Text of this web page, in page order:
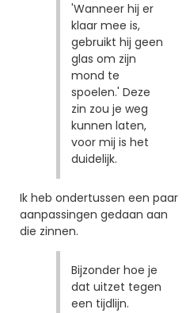
'Wanneer hij er
klaar mee is,
gebruikt hij geen
glas om zijn
mond te
spoelen.' Deze
zin zou je weg
kunnen laten,
voor mij is het
duidelijk.
Ik heb ondertussen een paar
aanpassingen gedaan aan
die zinnen.
Bijzonder hoe je
dat uitzet tegen
een tijdlijn.